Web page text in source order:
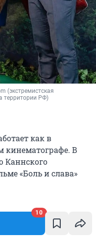
10
(экстремистская
территории РФ)
как в
кинематографе. В
Каннского
«Боль и слава»
и преподает